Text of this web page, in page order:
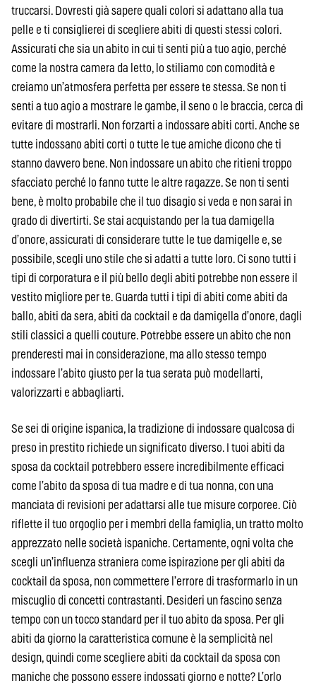
truccarsi. Dovresti già sapere quali colori si adattano alla tua
pelle e ti consiglierei di scegliere abiti di questi stessi colori.
Assicurati che sia un abito in cui ti senti più a tuo agio, perché
come la nostra camera da letto, lo stiliamo con comodità e
creiamo un’atmosfera perfetta per essere te stessa. Se non ti
senti a tuo agio a mostrare le gambe, il seno o le braccia, cerca di
evitare di mostrarli. Non forzarti a indossare abiti corti. Anche se
tutte indossano abiti corti o tutte le tue amiche dicono che ti
stanno davvero bene. Non indossare un abito che ritieni troppo
sfacciato perché lo fanno tutte le altre ragazze. Se non ti senti
bene, è molto probabile che il tuo disagio si veda e non sarai in
grado di divertirti. Se stai acquistando per la tua damigella
d’onore, assicurati di considerare tutte le tue damigelle e, se
possibile, scegli uno stile che si adatti a tutte loro. Ci sono tutti i
tipi di corporatura e il più bello degli abiti potrebbe non essere il
vestito migliore per te. Guarda tutti i tipi di abiti come abiti da
ballo, abiti da sera, abiti da cocktail e da damigella d’onore, dagli
stili classici a quelli couture. Potrebbe essere un abito che non
prenderesti mai in considerazione, ma allo stesso tempo
indossare l’abito giusto per la tua serata può modellarti,
valorizzarti e abbagliarti.
Se sei di origine ispanica, la tradizione di indossare qualcosa di
preso in prestito richiede un significato diverso. I tuoi abiti da
sposa da cocktail potrebbero essere incredibilmente efficaci
come l’abito da sposa di tua madre e di tua nonna, con una
manciata di revisioni per adattarsi alle tue misure corporee. Ciò
riflette il tuo orgoglio per i membri della famiglia, un tratto molto
apprezzato nelle società ispaniche. Certamente, ogni volta che
scegli un’influenza straniera come ispirazione per gli abiti da
cocktail da sposa, non commettere l’errore di trasformarlo in un
miscuglio di concetti contrastanti. Desideri un fascino senza
tempo con un tocco standard per il tuo abito da sposa. Per gli
abiti da giorno la caratteristica comune è la semplicità nel
design, quindi come scegliere abiti da cocktail da sposa con
maniche che possono essere indossati giorno e notte? L’orlo